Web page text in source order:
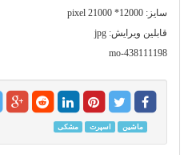
سایز: 12000* 21000 pixel
قابلین ویرایش: jpg
mo-438111198
ماشین اسپرت مشکی